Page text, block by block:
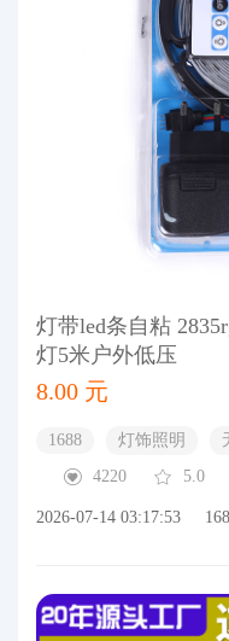
灯带led条自粘
灯5米户外低压
8.00 元
1688 灯饰照明
4220
5.0
2026-07-14 03:17:53